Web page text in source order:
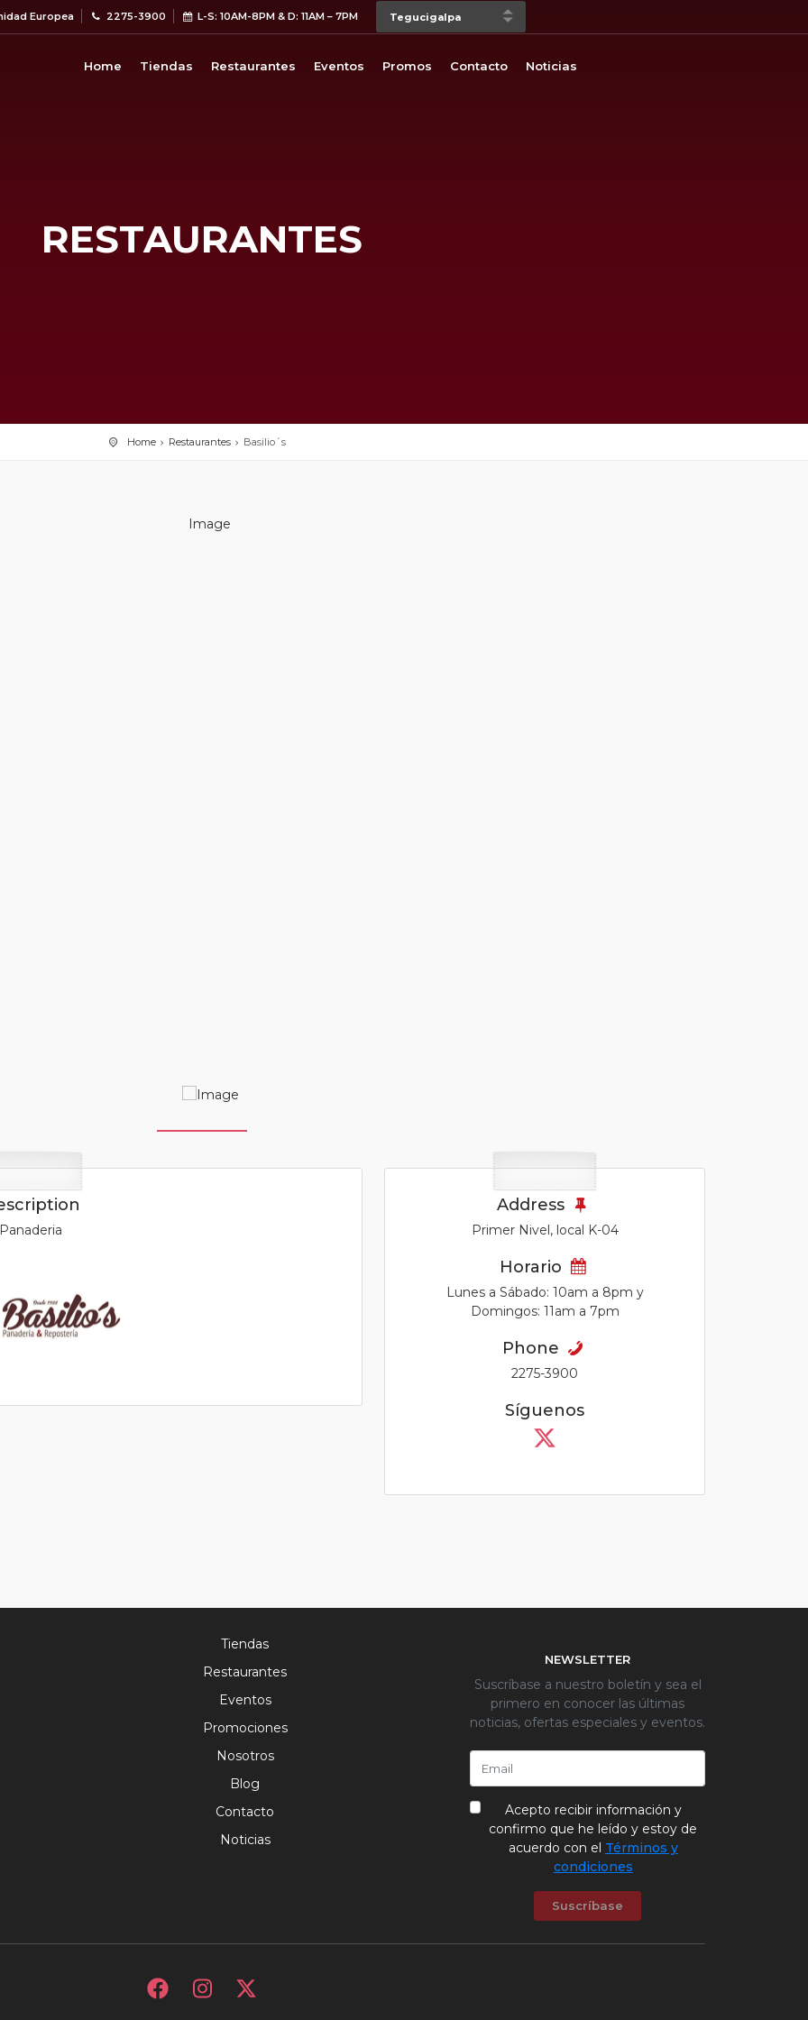
Europea 2275-3900 L-S: 10AM-8PM & D: 11AM – 7PM
Home Tiendas Restaurantes Eventos Promos Contacto Noticias
RESTAURANTES
Home Restaurantes Basilio´s
Panaderia
Address
Primer Nivel, local K-04
Horario
Lunes a Sábado: 10am a 8pm y
Domingos: 11am a 7pm
Phone
2275-3900
Síguenos
Tiendas
Restaurantes
Eventos
Promociones
Nosotros
Blog
Contacto
Noticias
NEWSLETTER
Suscríbase a nuestro boletín y sea el
primero en conocer las últimas
noticias, ofertas especiales y eventos.
Acepto recibir información y
confirmo que he leído y estoy de
acuerdo con el Términos y
condiciones
Suscríbase